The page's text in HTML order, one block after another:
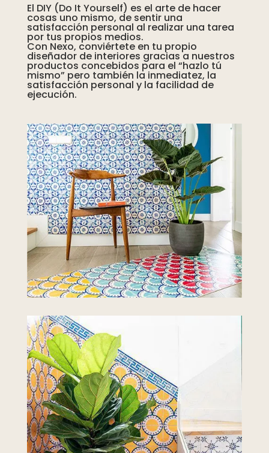
pueden
elegir
página
producto
El DIY (Do It Yourself) es el arte de hacer
cosas uno mismo, de sentir una
satisfacción personal al realizar una tarea
por tus propios medios.
Con Nexo, conviértete en tu propio
diseñador de interiores gracias a nuestros
productos concebidos para el “hazlo tú
mismo” pero también la inmediatez, la
satisfacción personal y la facilidad de
ejecución.